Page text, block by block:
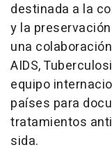
destinada a la
y la
una
AIDS,
equipo
países para
tratamientos
sida.